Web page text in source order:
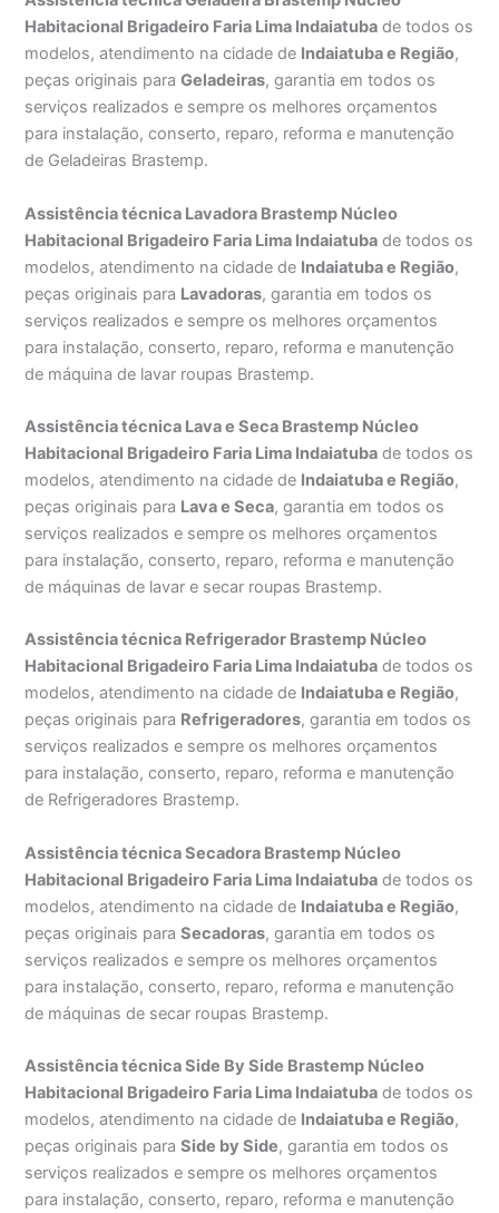
Habitacional Brigadeiro Faria Lima Indaiatuba de todos os
modelos, atendimento na cidade de Indaiatuba e Região,
peças originais paraGeladeiras, garantia em todos os
serviços realizados e sempre os melhores orçamentos
para instalação, conserto, reparo, reforma e manutenção
de Geladeiras Brastemp.
Assistência técnica Lavadora Brastemp Núcleo
Habitacional Brigadeiro Faria Lima Indaiatuba de todos os
modelos, atendimento na cidade de Indaiatuba e Região,
peças originais para Lavadoras, garantia em todos os
serviços realizados e sempre os melhores orçamentos
para instalação, conserto, reparo, reforma e manutenção
de máquina de lavar roupas Brastemp.
Assistência técnica Lava e Seca Brastemp Núcleo
Habitacional Brigadeiro Faria Lima Indaiatuba de todos os
modelos, atendimento na cidade de Indaiatuba e Região,
peças originais para Lava e Seca, garantia em todos os
serviços realizados e sempre os melhores orçamentos
para instalação, conserto, reparo, reforma e manutenção
de máquinas de lavar e secar roupas Brastemp.
Assistência técnica Refrigerador Brastemp Núcleo
Habitacional Brigadeiro Faria Lima Indaiatuba de todos os
modelos, atendimento na cidade de Indaiatuba e Região,
peças originais para Refrigeradores, garantia em todos os
serviços realizados e sempre os melhores orçamentos
para instalação, conserto, reparo, reforma e manutenção
de Refrigeradores Brastemp.
Assistência técnica Secadora Brastemp Núcleo
Habitacional Brigadeiro Faria Lima Indaiatuba de todos os
modelos, atendimento na cidade de Indaiatuba e Região,
peças originais paraSecadoras, garantia em todos os
serviços realizados e sempre os melhores orçamentos
para instalação, conserto, reparo, reforma e manutenção
de máquinas de secar roupas Brastemp.
Assistência técnica Side By Side Brastemp Núcleo
Habitacional Brigadeiro Faria Lima Indaiatuba de todos os
modelos, atendimento na cidade de Indaiatuba e Região,
peças originais paraSide by Side, garantia em todos os
serviços realizados e sempre os melhores orçamentos
para instalação, conserto, reparo, reforma e manutenção